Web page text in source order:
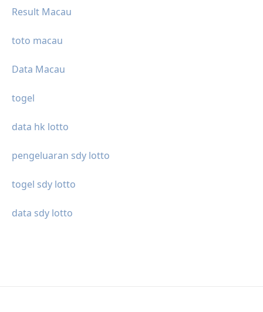
Result Macau
toto macau
Data Macau
togel
data hk lotto
pengeluaran sdy lotto
togel sdy lotto
data sdy lotto